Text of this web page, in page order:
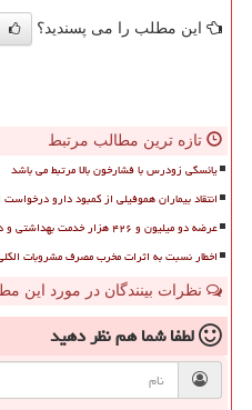
این مطلب را می پسندید؟
تازه ترین مطالب مرتبط
یائسگی زودرس با فشارخون بالا مرتبط می باشد
انتقاد بیماران هموفیلی از کمبود دارو درخواست
عرضه دو میلیون و ۴۲۶ هزار خدمت بهداشتی و درمانی به زائرین
اخطار نسبت به اثرات مخرب مصرف مشروبات
نظرات بینندگان در مورد این
لطفا شما همنظر دهید